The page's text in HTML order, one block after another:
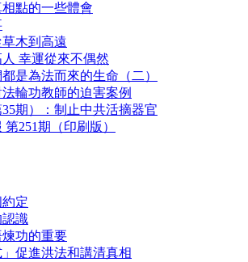
點的一些體會
木到高遠
幸運從來不偶然
是為法而來的生命（二）
法輪功教師的迫害案例
期）：制止中共活摘器官
第251期（印刷版）
定
識
功的重要
促進洪法和講清真相